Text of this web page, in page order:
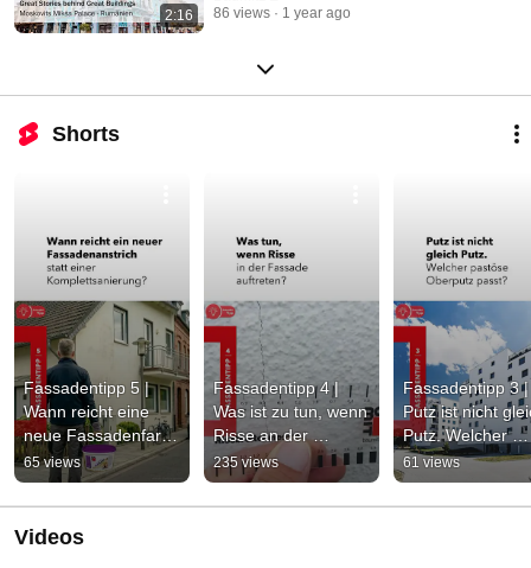
2:16
86 views
1 year ago
Shorts
Fassadentipp 5 |
Wann reicht eine
neue Fassadenfarbe
statt einer
Komplettsanierung?
65 views
Fassadentipp 4 |
Was ist zu tun, wenn
Risse an der
Fassade auftreten?
235 views
Fassadentipp 3 |
Putz ist nicht
Putz. Welcher
pastöse
passt?
61 views
Videos